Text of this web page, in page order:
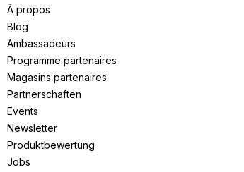
À propos
Blog
Ambassadeurs
Programme partenaires
Magasins partenaires
Partnerschaften
Events
Newsletter
Produktbewertung
Jobs